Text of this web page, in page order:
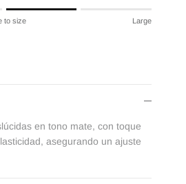
to size Large
en tono mate, con toque
asegurando un ajuste